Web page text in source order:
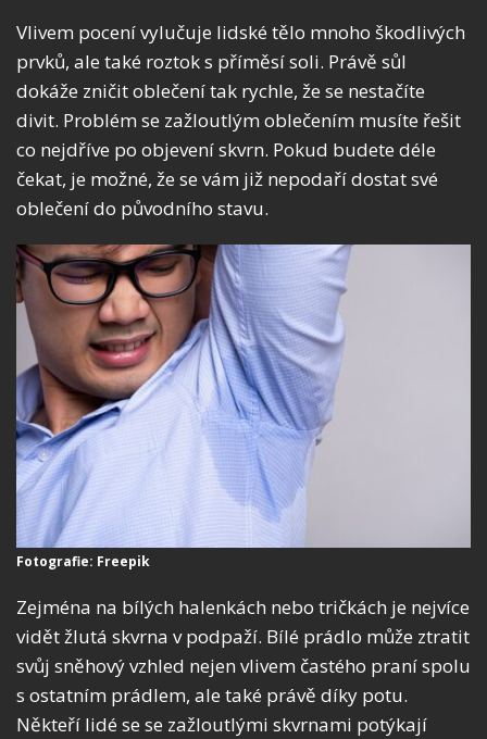
Vlivem pocení vylučuje lidské tělo mnoho škodlivých
prvků, ale také roztok s příměsí soli. Právě sůl
dokáže zničit oblečení tak rychle, že se nestačíte
divit. Problém se zažloutlým oblečením musíte řešit
co nejdříve po objevení skvrn. Pokud budete déle
čekat, je možné, že se vám již nepodaří dostat své
oblečení do původního stavu.
Fotografie: Freepik
Zejména na bílých halenkách nebo tričkách je nejvíce
vidět žlutá skvrna v podpaží. Bílé prádlo může ztratit
svůj sněhový vzhled nejen vlivem častého praní spolu
s ostatním prádlem, ale také právě díky potu.
Někteří lidé se se zažloutlými skvrnami potýkají